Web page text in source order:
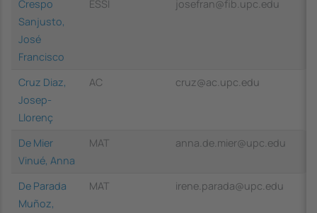
Crespo
Sanjusto,
José
Francisco
ESSI josefran@fib.upc.edu
Cruz Diaz,
Josep-
Llorenç
AC cruz@ac.upc.edu
De Mier
Vinué, Anna
MAT anna.de.mier@upc.edu
De Parada
Muñoz,
MAT irene.parada@upc.edu